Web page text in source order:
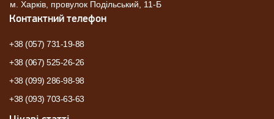
м. Харків, провулок Подільський, 11-Б
Контактний телефон
+38 (057) 731-19-88
+38 (067) 525-26-26
+38 (099) 286-98-98
+38 (093) 703-63-63